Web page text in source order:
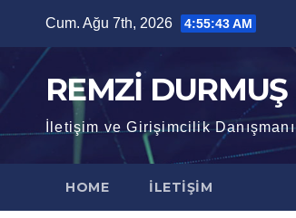
content
Cum. Ağu 7th, 2026 4:55:44 AM
REMZİ DURMUŞ
İletişim ve Girişimcilik Danışmanı
HOME İLETIŞIM